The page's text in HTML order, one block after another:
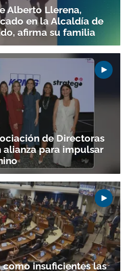
Alberto Llerena,
en la Alcaldía de
afirma su familia
de Directoras
alianza para impulsar
insuficientes las